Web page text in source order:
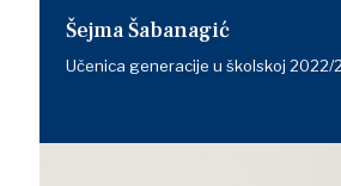
Šejma Šabanagić
Učenica generacije u školskoj 2022/